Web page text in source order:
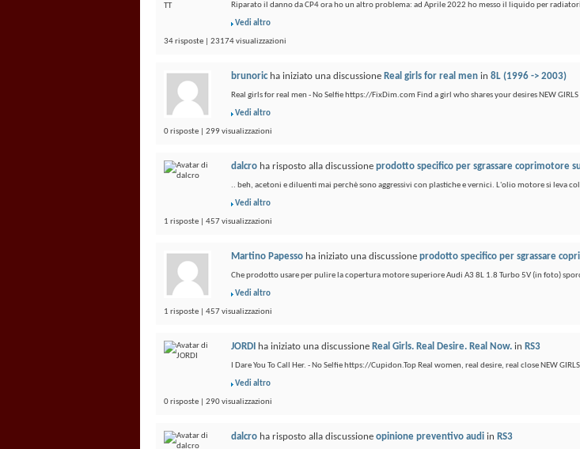
Riparato il danno da CP4 ora ho un altro problema: ad Aprile 2022 ho messo il liquido per
Vedi altro
34 risposte | 23174 visualizzazioni
brunoric ha iniziato una discussione Real girls for real men in 8L (1996 -> 2003)
Real girls for real men - No Selfie https://FixDim.com Find a girl who shares your desires NEW GIRLS
Vedi altro
0 risposte | 299 visualizzazioni
dalcro ha risposto alla discussione prodotto specifico per sgrassare coprimotore
.. beh, acetoni e diluenti mai perchè sono aggressivi con plastiche e vernici. L'olio motore si leva
Vedi altro
1 risposte | 457 visualizzazioni
Martino Papesso ha iniziato una discussione prodotto specifico per sgrassare
Che prodotto usare per pulire la copertura motore superiore Audi A3 8L 1.8 Turbo 5V (in foto)
Vedi altro
1 risposte | 457 visualizzazioni
JORDI ha iniziato una discussione Real Girls. Real Desire. Real Now. in RS3
I Dare You To Call Her. - No Selfie https://Cupidon.Top Real women, real desire, real close NEW
Vedi altro
0 risposte | 290 visualizzazioni
dalcro ha risposto alla discussione opinione preventivo audi in RS3